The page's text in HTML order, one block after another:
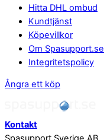
Hitta DHL ombud
Kundtjänst
Köpevillkor
Om Spasupport.se
Integritetspolicy
Ångra ett köp
Kontakt